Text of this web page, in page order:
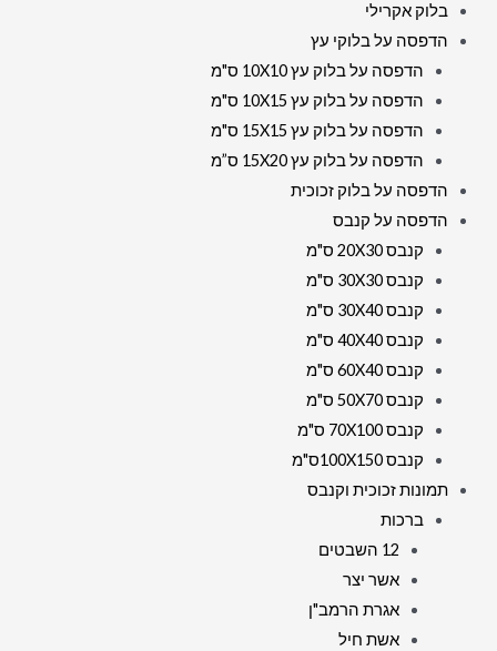
בלוק אקרילי
הדפסה על בלוקי עץ
הדפסה על בלוק עץ 10X10 ס"מ
הדפסה על בלוק עץ 10X15 ס"מ
הדפסה על בלוק עץ 15X15 ס"מ
הדפסה על בלוק עץ 15X20 ס”מ
הדפסה על בלוק זכוכית
הדפסה על קנבס
קנבס 20X30 ס"מ
קנבס 30X30 ס"מ
קנבס 30X40 ס"מ
קנבס 40X40 ס"מ
קנבס 60X40 ס"מ
קנבס 50X70 ס"מ
קנבס 70X100 ס"מ
קנבס 100X150ס"מ
תמונות זכוכית וקנבס
ברכות
12 השבטים
אשר יצר
אגרת הרמב"ן
אשת חיל